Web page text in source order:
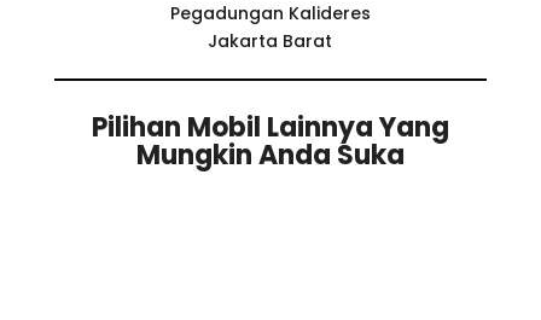
Pegadungan Kalideres
Jakarta Barat
Pilihan Mobil Lainnya Yang
Mungkin Anda Suka